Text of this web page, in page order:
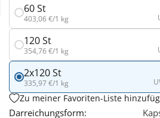
Wellness
60 St
403,06 €/1 kg
120 St
354,76 €/1 kg
2x120 St
335,97 €/1 kg
Zu meiner Favoriten-Liste
Darreichungsform: